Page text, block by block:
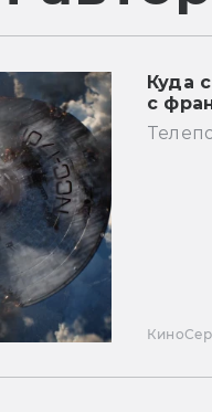
Куда
с
Кино